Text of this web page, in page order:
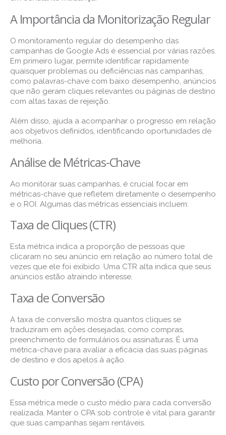
A Importância da Monitorização Regular
O monitoramento regular do desempenho das
campanhas de Google Ads é essencial por várias razões.
Em primeiro lugar, permite identificar rapidamente
quaisquer problemas ou deficiências nas campanhas,
como palavras-chave com baixo desempenho, anúncios
que não geram cliques relevantes ou páginas de destino
com altas taxas de rejeição.
Além disso, ajuda a acompanhar o progresso em relação
aos objetivos definidos, identificando oportunidades de
melhoria.
Análise de Métricas-Chave
Ao monitorar suas campanhas, é crucial focar em
métricas-chave que refletem diretamente o desempenho
e o ROI. Algumas das métricas essenciais incluem:
Taxa de Cliques (CTR)
Esta métrica indica a proporção de pessoas que
clicaram no seu anúncio em relação ao número total de
vezes que ele foi exibido. Uma CTR alta indica que seus
anúncios estão atraindo interesse.
Taxa de Conversão
A taxa de conversão mostra quantos cliques se
traduziram em ações desejadas, como compras,
preenchimento de formulários ou assinaturas. É uma
métrica-chave para avaliar a eficácia das suas páginas
de destino e dos apelos à ação.
Custo por Conversão (CPA)
Essa métrica mede o custo médio para cada conversão
realizada. Manter o CPA sob controle é vital para garantir
que suas campanhas sejam rentáveis.